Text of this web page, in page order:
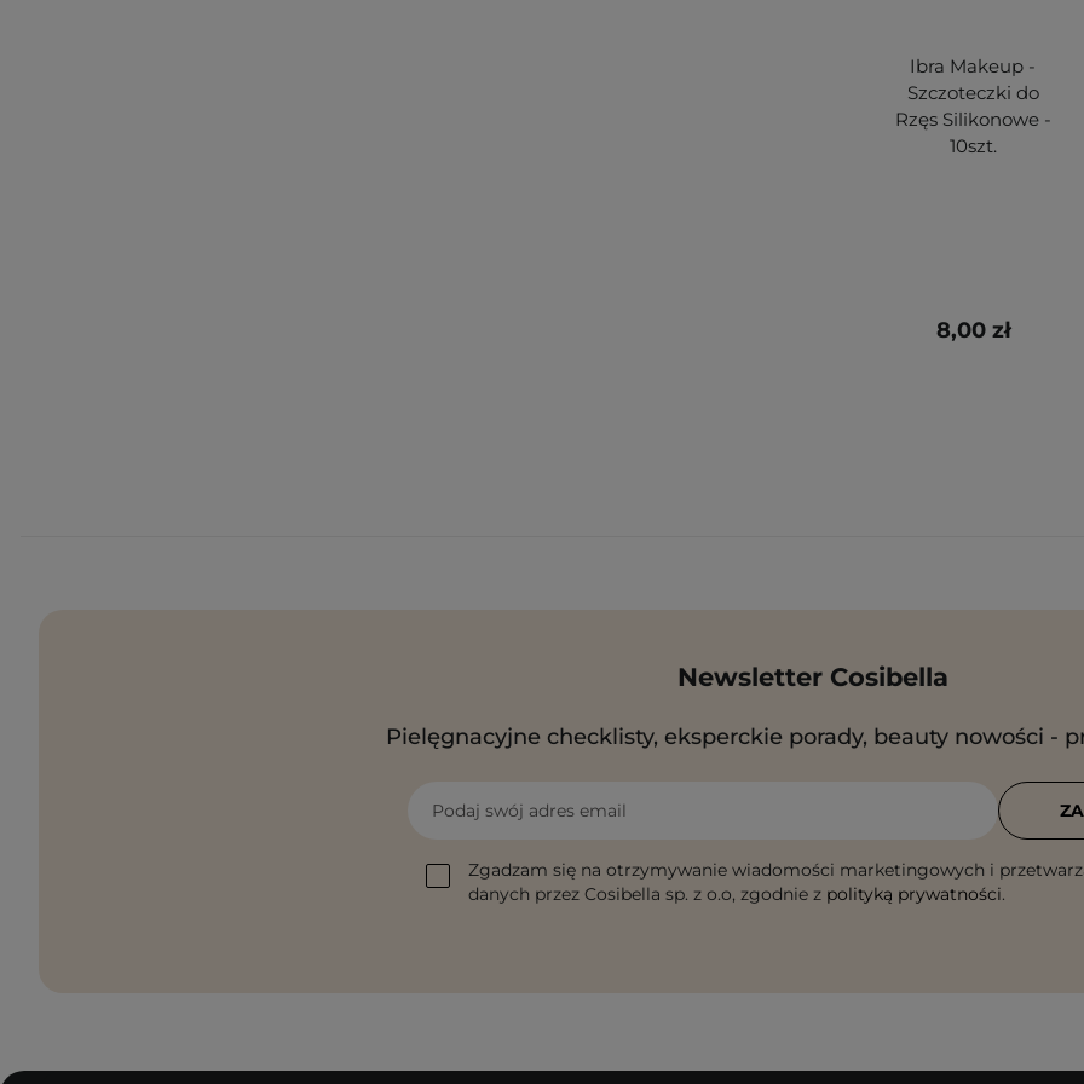
Ibra Makeup -
Szczoteczki do
Rzęs Silikonowe -
10szt.
8,00 zł
Newsletter Cosibella
Pielęgnacyjne checklisty, eksperckie porady, beauty nowości -
Podaj swój adres email
Zgadzam się na otrzymywanie wiadomości marketingowych i
danych przez Cosibella sp. z o.o, zgodnie z polityką prywatności.